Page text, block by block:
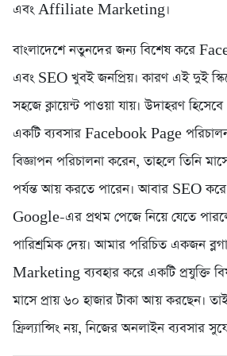
এবং Affiliate Marketing।
বাংলাদেশে নতুনদের জন্য বিশেষ করে
এবং SEO খুবই জনপ্রিয়। কারণ এই দুই
সহজে ক্লায়েন্ট পাওয়া যায়। উদাহরণ
একটি ব্যবসার Facebook Page
বিজ্ঞাপন পরিচালনা করেন, তাহলে তিনি
পর্যন্ত আয় করতে পারেন। আবার SEO
Google-এর প্রথম পেজে নিয়ে যেতে পারলে
পারিশ্রমিক দেয়। আমার পরিচিত একজন
Marketing ব্যবহার করে একটি প্রযুক্তি
মাসে প্রায় ৬০ হাজার টাকা আয় করছেন।
ফ্রিল্যান্সিং নয়, নিজের অনলাইন ব্যবসার